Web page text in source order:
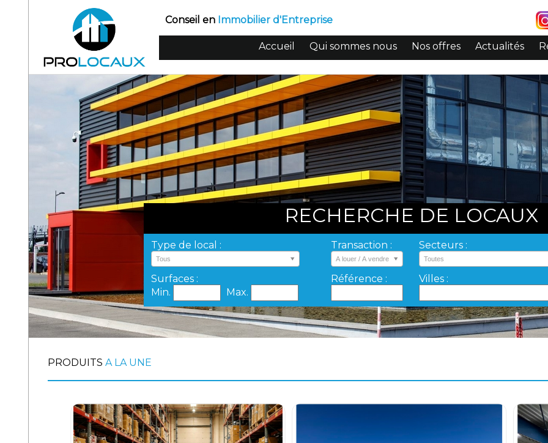
Conseil en Immobilier d'Entreprise
Accueil Qui sommes nous Nos offres Actualités
RECHERCHE DE LOCAUX
Type de local :
Tous
Transaction :
A louer / A vendre
Surfaces :
Min.
Max.
Référence :
Secteurs :
Toutes
Villes :
PRODUITSA LA UNE